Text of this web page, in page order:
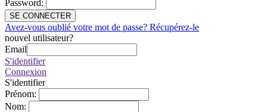
Password:
SE CONNECTER
Avez-vous oublié votre mot de passe? Récupérez-le
nouvel utilisateur?
Email
S'identifier
Connexion
S'identifier
Prénom:
Nom: